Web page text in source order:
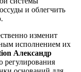
и облегчить
изменит
исполнением их
Александр
регулирования